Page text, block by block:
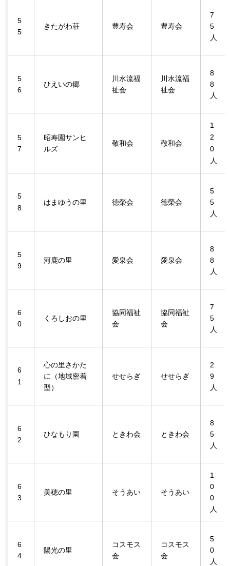
5
5
きたがわ荘 豊寿会 豊寿会
7
5
人
5
6
ひえいの郷
川水流福
祉会
川水流福
祉会
8
8
人
5
7
昭寿園サンヒ
ルズ
敬和会 敬和会
1
2
0
人
5
8
はまゆうの里 德榮会 德榮会
5
5
人
5
9
河鹿の里 愛泉会 愛泉会
8
8
人
6
0
くろしおの里
協同福祉
会
協同福祉
会
7
5
人
6
1
心の里さかた
に（地域密着
型）
せせらぎ せせらぎ
2
9
人
6
2
ひなもり園 ときわ会 ときわ会
8
5
人
6
3
美穂の里 そうあい そうあい
1
0
0
人
6
4
陽光の里
コスモス
会
コスモス
会
5
0
人